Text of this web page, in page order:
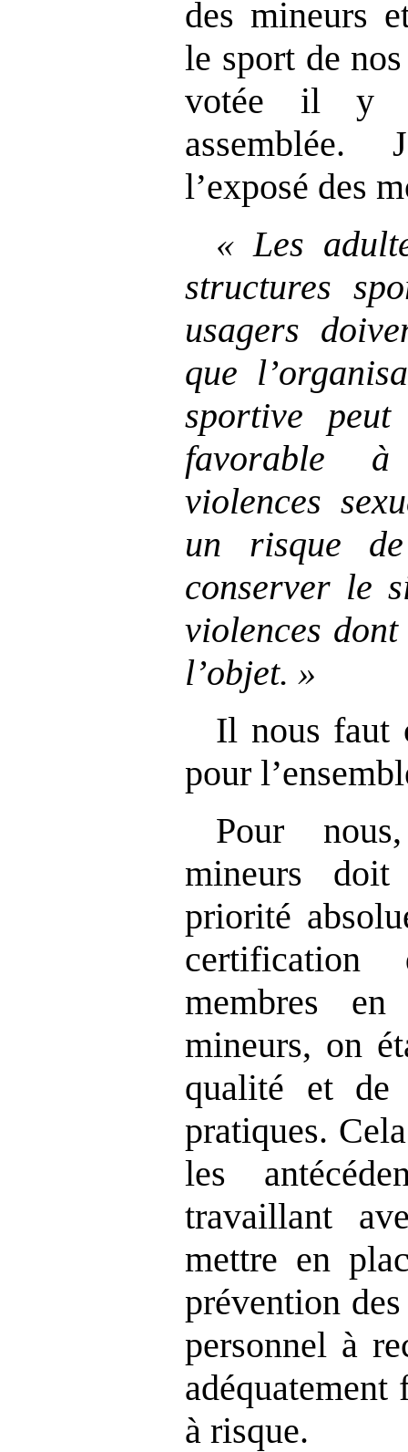
des mineurs
le sport de
votée il y
l’exposé des
« Les
structures
usagers
que
sportive
favorable
violences
un risque
conserver le
violences
l’objet. »
Il nous faut
pour
Pour
mineurs
priorité
certification
membres
mineurs, on
qualité et de
pratiques.
les
travaillant
mettre en
prévention
personnel à
à risque.